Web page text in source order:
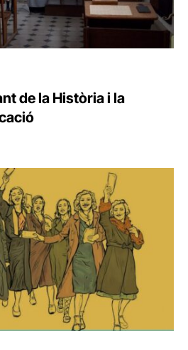
de la Història i la